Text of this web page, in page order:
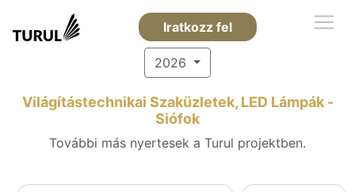
Iratkozz fel
2026
Világítástechnikai Szaküzletek, LED Lámpák -
Siófok
További más nyertesek a Turul projektben.